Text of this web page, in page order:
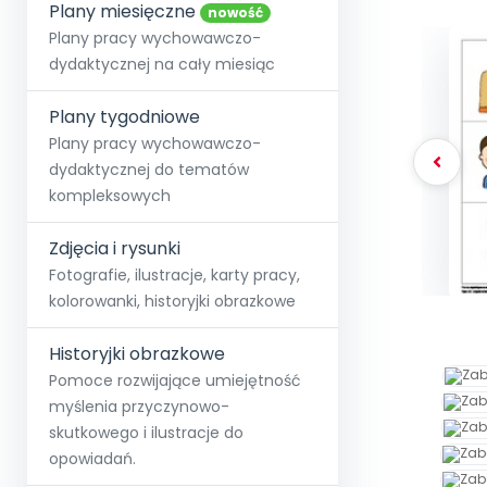
Społeczność
+48 12 631 04 10
kontakt@blizejprzedszkola.pl
O miesięczniku
Strona główna
Strefy,
O Akademii
Akademia
Poznaj pakiet MAX
Testuj przez 7 dni
E-
∞Pakiet
Pełen
Wszystkie projekty
Skontaktuj się
Dodaj wpis
Plany miesięczne nowość
Plany pracy wychowawczo-
dydaktycznej na cały miesiąc
Plany tygodniowe
Plany pracy wychowawczo-
dydaktycznej do tematów
kompleksowych
Zdjęcia i rysunki
Fotografie, ilustracje, karty pracy,
kolorowanki, historyjki obrazkowe
Historyjki obrazkowe
Pomoce rozwijające umiejętność
myślenia przyczynowo-
skutkowego i ilustracje do
opowiadań.